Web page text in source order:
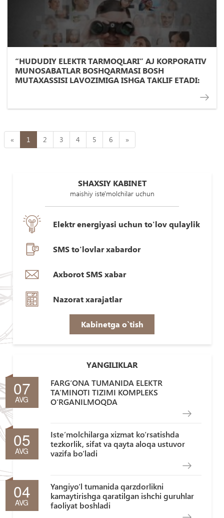
“HUDUDIY ELEKTR TARMOQLARI” AJ KORPORATIV
MUNOSABATLAR BOSHQARMASI BOSH
MUTAXASSISI LAVOZIMIGA ISHGA TAKLIF ETADI:
« 1 2 3 4 5 6 »
SHAXSIY KABINET
maishiy iste'molchilar uchun
Elektr energiyasi uchun to'lov qulaylik
SMS to'lovlar xabardor
Axborot SMS xabar
Nazorat xarajatlar
Kabinetga o`tish
YANGILIKLAR
07
AVG
FARG‘ONA TUMANIDA ELEKTR
TA’MINOTI TIZIMI KOMPLEKS
O‘RGANILMOQDA
05
AVG
Iste’molchilarga xizmat ko‘rsatishda
tezkorlik, sifat va qayta aloqa ustuvor
vazifa bo‘ladi
04
AVG
Yangiyo‘l tumanida qarzdorlikni
kamaytirishga qaratilgan ishchi guruhlar
faoliyat boshladi